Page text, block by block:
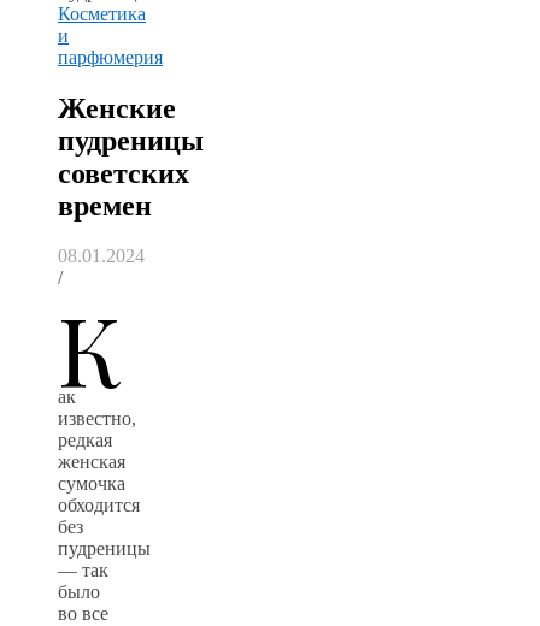
Косметика
и
парфюмерия
Женские
пудреницы
советских
времен
08.01.2024
/
К
ак
известно,
редкая
женская
сумочка
обходится
без
пудреницы
— так
было
во все